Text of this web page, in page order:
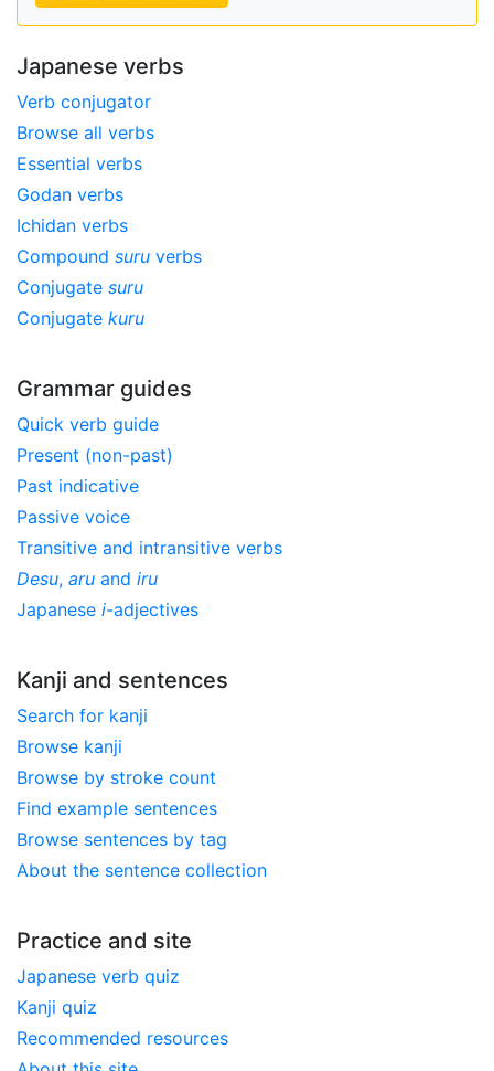
Japanese verbs
Verb conjugator
Browse all verbs
Essential verbs
Godan verbs
Ichidan verbs
Compound suru verbs
Conjugate suru
Conjugate kuru
Grammar guides
Quick verb guide
Present (non-past)
Past indicative
Passive voice
Transitive and intransitive verbs
Desu, aru and iru
Japanese i-adjectives
Kanji and sentences
Search for kanji
Browse kanji
Browse by stroke count
Find example sentences
Browse sentences by tag
About the sentence collection
Practice and site
Japanese verb quiz
Kanji quiz
Recommended resources